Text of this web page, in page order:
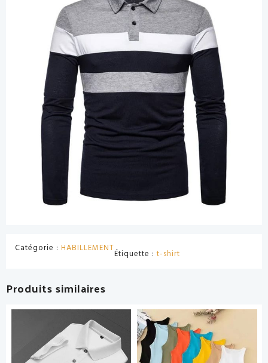
Catégorie : HABILLEMENTÉtiquette :t-shirt
Produits similaires